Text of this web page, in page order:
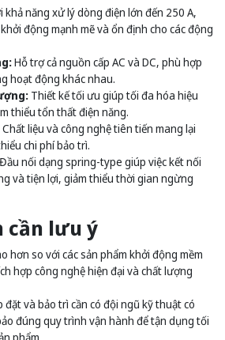
khả năng xử lý dòng điện lớn đến 250 A,
động mạnh mẽ và ổn định cho các động
Hỗ trợ cả nguồn cấp AC và DC, phù hợp
hoạt động khác nhau.
Thiết kế tối ưu giúp tối đa hóa hiệu
thiểu tổn thất điện năng.
Chất liệu và công nghệ tiên tiến mang lại
chi phí bảo trì.
Đầu nối dạng spring-type giúp việc kết nối
và tiện lợi, giảm thiểu thời gian ngừng
cần lưu ý
hơn so với các sản phẩm khởi động mềm
hợp công nghệ hiện đại và chất lượng
đặt và bảo trì cần có đội ngũ kỹ thuật có
đúng quy trình vận hành để tận dụng tối
phẩm.